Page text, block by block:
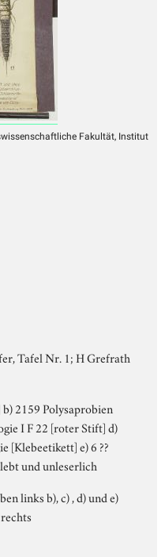
Fakultät, Institut
Tafel Nr. 1; H Grefrath
2159 Polysaprobien
I F 22 [roter Stift] d)
[Klebeetikett] e) 6 ??
und unleserlich
links b), c) , d) und e)